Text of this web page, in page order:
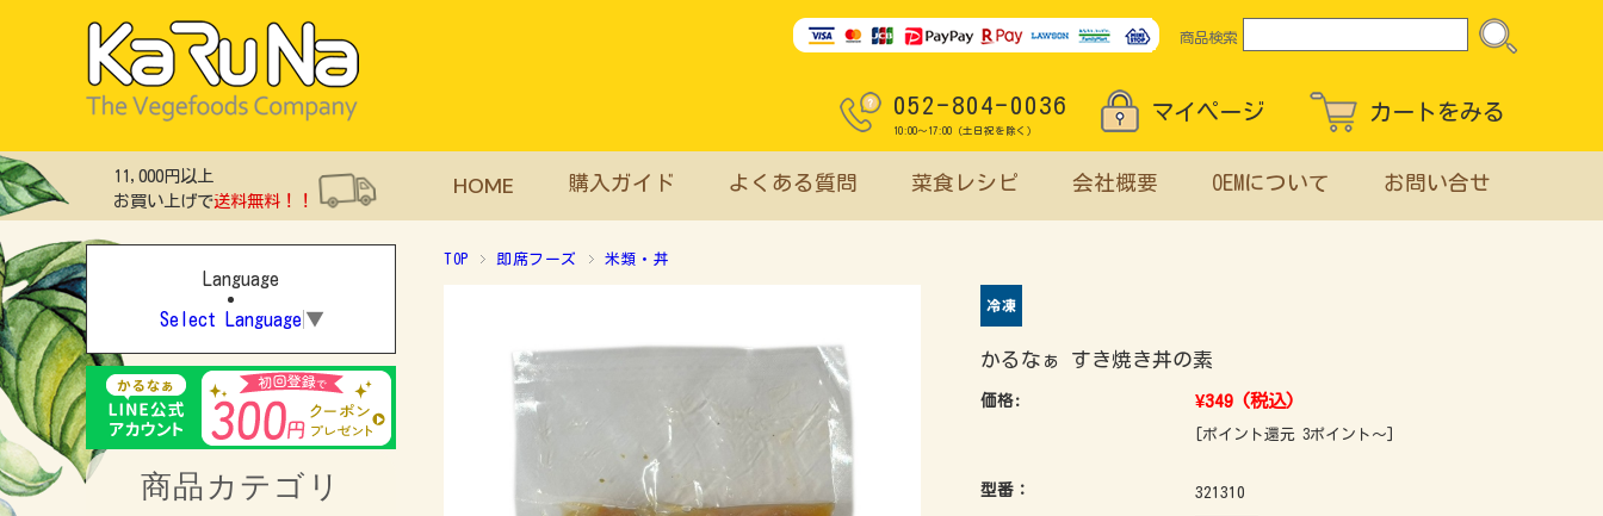
商品検索
052-804-0036
10:00～17:00（土日祝を除く）
マイページ カートをみる
11,000円以上
お買い上げで送料無料！！
HOME 購入ガイド よくある質問 菜食レシピ 会社概要 OEMについて お問い合せ
TOP 即席フーズ 米類・丼
かるなぁ すき焼き丼の素
価格: ¥349 (税込)
[ポイント還元 3ポイント～]
型番：
321310
Language
Select Language ▼
商品カテゴリ